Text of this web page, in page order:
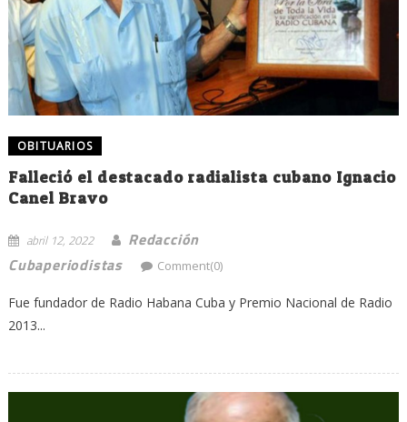
OBITUARIOS
Falleció el destacado radialista cubano Ignacio
Canel Bravo
abril 12, 2022
Redacción
Cubaperiodistas
Comment(0)
Fue fundador de Radio Habana Cuba y Premio Nacional de Radio
2013...